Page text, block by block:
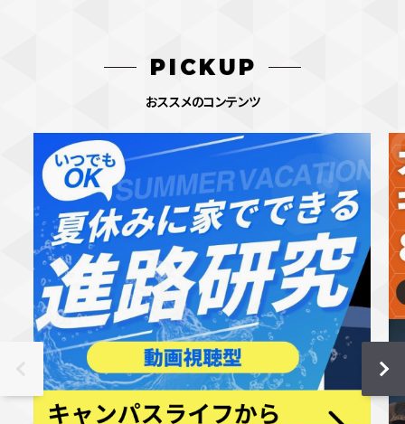
PICKUP
おススメのコンテンツ